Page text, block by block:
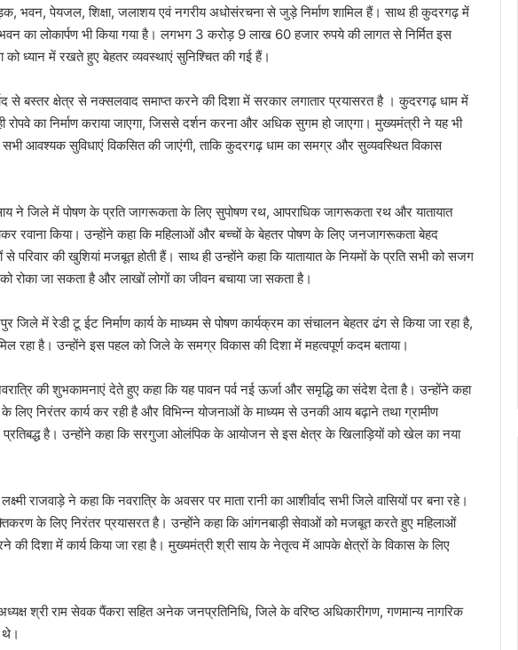
भवन, पेयजल, शिक्षा, जलाशय एवं नगरीय अधोसंरचना से जुड़े निर्माण शामिल हैं। साथ ही कुदरगढ़ में
भवन का लोकार्पण भी किया गया है। लगभग 3 करोड़ 9 लाख 60 हजार रुपये की लागत से निर्मित इस
ध्यान में रखते हुए बेहतर व्यवस्थाएं सुनिश्चित की गई हैं।
से बस्तर क्षेत्र से नक्सलवाद समाप्त करने की दिशा में सरकार लगातार प्रयासरत है । कुदरगढ़ धाम में
रोपवे का निर्माण कराया जाएगा, जिससे दर्शन करना और अधिक सुगम हो जाएगा। मुख्यमंत्री ने यह भी
सभी आवश्यक सुविधाएं विकसित की जाएंगी, ताकि कुदरगढ़ धाम का समग्र और सुव्यवस्थित विकास
ने जिले में पोषण के प्रति जागरूकता के लिए सुपोषण रथ, आपराधिक जागरूकता रथ और यातायात
रवाना किया। उन्होंने कहा कि महिलाओं और बच्चों के बेहतर पोषण के लिए जनजागरूकता बेहद
की खुशियां मजबूत होती हैं। साथ ही उन्होंने कहा कि यातायात के नियमों के प्रति सभी को सजग
रोका जा सकता है और लाखों लोगों का जीवन बचाया जा सकता है।
जिले में रेडी टू ईट निर्माण कार्य के माध्यम से पोषण कार्यक्रम का संचालन बेहतर ढंग से किया जा रहा है,
रहा है। उन्होंने इस पहल को जिले के समग्र विकास की दिशा में महत्वपूर्ण कदम बताया।
की शुभकामनाएं देते हुए कहा कि यह पावन पर्व नई ऊर्जा और समृद्धि का संदेश देता है। उन्होंने कहा
के लिए निरंतर कार्य कर रही है और विभिन्न योजनाओं के माध्यम से उनकी आय बढ़ाने तथा ग्रामीण
है। उन्होंने कहा कि सरगुजा ओलंपिक के आयोजन से इस क्षेत्र के खिलाड़ियों को खेल का नया
राजवाड़े ने कहा कि नवरात्रि के अवसर पर माता रानी का आशीर्वाद सभी जिले वासियों पर बना रहे।
के लिए निरंतर प्रयासरत है। उन्होंने कहा कि आंगनबाड़ी सेवाओं को मजबूत करते हुए महिलाओं
की दिशा में कार्य किया जा रहा है। मुख्यमंत्री श्री साय के नेतृत्व में आपके क्षेत्रों के विकास के लिए
श्री राम सेवक पैंकरा सहित अनेक जनप्रतिनिधि, जिले के वरिष्ठ अधिकारीगण, गणमान्य नागरिक
थे।